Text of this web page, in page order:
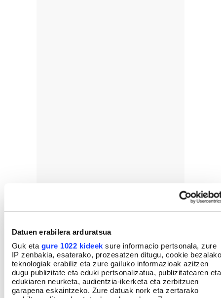
Datuen erabilera arduratsua
Guk eta gure 1022 kideek sure informacio pertsonala, zure
IP zenbakia, esaterako, prozesatzen ditugu, cookie bezalako
teknologiak erabiliz eta zure gailuko informazioak azitzen
dugu publizitate eta eduki pertsonalizatua, publizitatearen eta
edukiaren neurketa, audientzia-ikerketa eta zerbitzuen
garapena eskaintzeko. Zure datuak nork eta zertarako